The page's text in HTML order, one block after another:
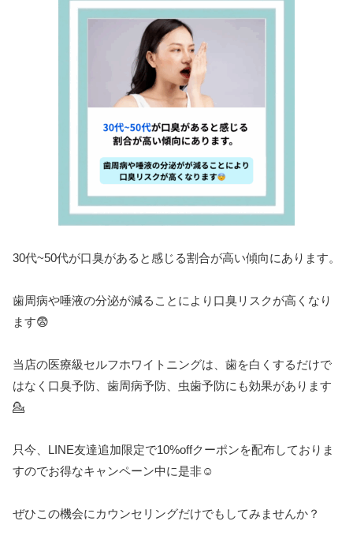
30代~50代が口臭があると感じる割合が高い傾向にあります。
歯周病や唾液の分泌が減ることにより口臭リスクが高くなり
ます😨
当店の医療級セルフホワイトニングは、歯を白くするだけで
はなく口臭予防、歯周病予防、虫歯予防にも効果があります
💁
只今、 LINE友達追加限定で10%offクーポンを配布しておりま
すのでお得なキャンペーン中に是非☺️
ぜひこの機会にカウンセリングだけでもしてみませんか？